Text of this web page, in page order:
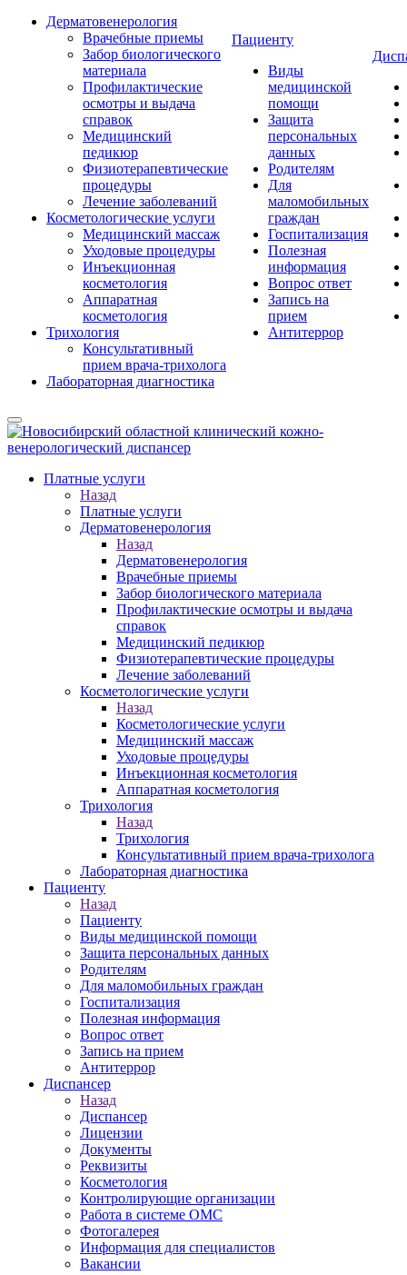
Дерматовенерология
Врачебные приемы
Забор биологического
материала
Профилактические
осмотры и выдача
справок
Медицинский
педикюр
Физиотерапевтические
процедуры
Лечение заболеваний
Косметологические услуги
Медицинский массаж
Уходовые процедуры
Инъекционная
косметология
Аппаратная
косметология
Трихология
Консультативный
прием врача-трихолога
Лабораторная диагностика
Пациенту
Виды
медицинской
помощи
Защита
персональных
данных
Родителям
Для
маломобильных
граждан
Госпитализация
Полезная
информация
Вопрос ответ
Запись на
прием
Антитеррор
Платные услуги
Назад
Платные услуги
Дерматовенерология
Назад
Дерматовенерология
Врачебные приемы
Забор биологического материала
Профилактические осмотры и выдача
справок
Медицинский педикюр
Физиотерапевтические процедуры
Лечение заболеваний
Косметологические услуги
Назад
Косметологические услуги
Медицинский массаж
Уходовые процедуры
Инъекционная косметология
Аппаратная косметология
Трихология
Назад
Трихология
Консультативный прием врача-трихолога
Лабораторная диагностика
Пациенту
Назад
Пациенту
Виды медицинской помощи
Защита персональных данных
Родителям
Для маломобильных граждан
Госпитализация
Полезная информация
Вопрос ответ
Запись на прием
Антитеррор
Диспансер
Назад
Диспансер
Лицензии
Документы
Реквизиты
Косметология
Контролирующие организации
Работа в системе ОМС
Фотогалерея
Информация для специалистов
Вакансии